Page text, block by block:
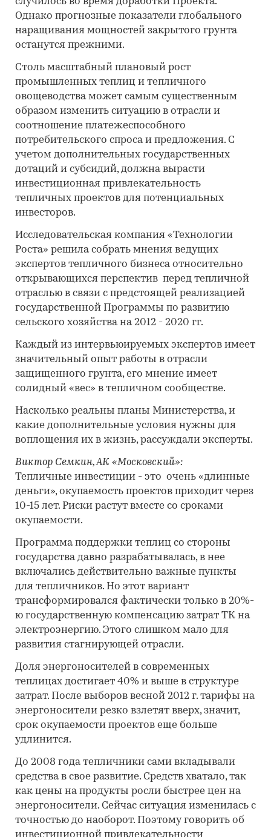
Однако прогнозные показатели глобального
наращивания мощностей закрытого грунта
останутся прежними.
Столь масштабный плановый рост
промышленных теплиц и тепличного
овощеводства может самым существенным
образом изменить ситуацию в отрасли и
соотношение платежеспособного
потребительского спроса и предложения. С
учетом дополнительных государственных
дотаций и субсидий, должна вырасти
инвестиционная привлекательность
тепличных проектов для потенциальных
инвесторов.
Исследовательская компания «Технологии
Роста» решила собрать мнения ведущих
экспертов тепличного бизнеса относительно
открывающихся перспектив перед тепличной
отраслью в связи с предстоящей реализацией
государственной Программы по развитию
сельского хозяйства на 2012 - 2020 гг.
Каждый из интервьюируемых экспертов имеет
значительный опыт работы в отрасли
защищенного грунта, его мнение имеет
солидный «вес» в тепличном сообществе.
Насколько реальны планы Министерства, и
какие дополнительные условия нужны для
воплощения их в жизнь, рассуждали эксперты.
Виктор Семкин, АК «Московский»:
Тепличные инвестиции - это очень «длинные
деньги», окупаемость проектов приходит через
10-15 лет. Риски растут вместе со сроками
окупаемости.
Программа поддержки теплиц со стороны
государства давно разрабатывалась, в нее
включались действительно важные пункты
для тепличников. Но этот вариант
трансформировался фактически только в 20%-
ю государственную компенсацию затрат ТК на
электроэнергию. Этого слишком мало для
развития стагнирующей отрасли.
Доля энергоносителей в современных
теплицах достигает 40% и выше в структуре
затрат. После выборов весной 2012 г. тарифы на
энергоносители резко взлетят вверх, значит,
срок окупаемости проектов еще больше
удлинится.
До 2008 года тепличники сами вкладывали
средства в свое развитие. Средств хватало, так
как цены на продукты росли быстрее цен на
энергоносители. Сейчас ситуация изменилась с
точностью до наоборот. Поэтому говорить об
инвестиционной привлекательности